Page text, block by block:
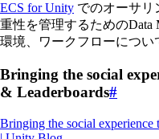
ECS for Unity でのオーサリ
重性を管理するためのData
環境、ワークフローについ
Bringing the social
& Leaderboards#
Bringing the social experience